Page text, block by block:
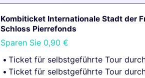
Kombiticket Internationale Stadt der
Schloss Pierrefonds
Sparen Sie 0,90 €
Ticket für selbstgeführte Tour
Ticket für selbstgeführte Tour